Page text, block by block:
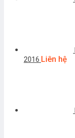
2016 Liên hệ